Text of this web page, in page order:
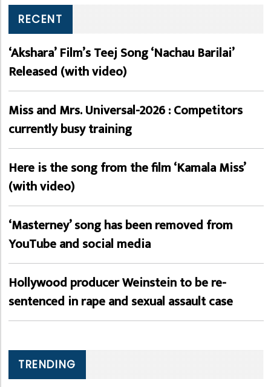
RECENT
‘Akshara’ Film’s Teej Song ‘Nachau Barilai’
Released (with video)
Miss and Mrs. Universal-2026 : Competitors
currently busy training
Here is the song from the film ‘Kamala Miss’
(with video)
‘Masterney’ song has been removed from
YouTube and social media
Hollywood producer Weinstein to be re-
sentenced in rape and sexual assault case
TRENDING